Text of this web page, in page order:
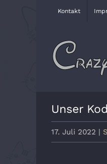
Kontakt
Unser
17. Juli 2022 |